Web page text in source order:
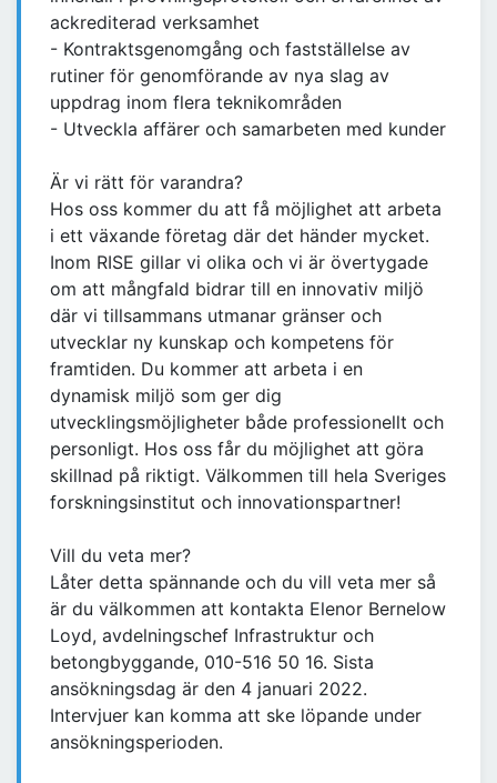
ackrediterad verksamhet
- Kontraktsgenomgång och fastställelse av
rutiner för genomförande av nya slag av
uppdrag inom flera teknikområden
- Utveckla affärer och samarbeten med kunder
Är vi rätt för varandra?
Hos oss kommer du att få möjlighet att arbeta
i ett växande företag där det händer mycket.
Inom RISE gillar vi olika och vi är övertygade
om att mångfald bidrar till en innovativ miljö
där vi tillsammans utmanar gränser och
utvecklar ny kunskap och kompetens för
framtiden. Du kommer att arbeta i en
dynamisk miljö som ger dig
utvecklingsmöjligheter både professionellt och
personligt. Hos oss får du möjlighet att göra
skillnad på riktigt. Välkommen till hela Sveriges
forskningsinstitut och innovationspartner!
Vill du veta mer?
Låter detta spännande och du vill veta mer så
är du välkommen att kontakta Elenor Bernelow
Loyd, avdelningschef Infrastruktur och
betongbyggande, 010-516 50 16. Sista
ansökningsdag är den 4 januari 2022.
Intervjuer kan komma att ske löpande under
ansökningsperioden.